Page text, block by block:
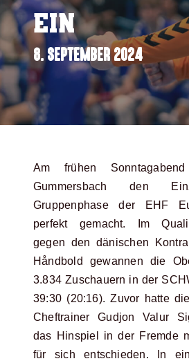
ein
8. SEPTEMBER 2024
Am frühen
Gummersbach den
Gruppenphase der EHF
perfekt gemacht. Im
gegen den dänischen
Håndbold gewannen die
3.834 Zuschauern in der
39:30 (20:16). Zuvor hatte
Cheftrainer Gudjon Valur
das Hinspiel in der Fremde
für sich entschieden. In